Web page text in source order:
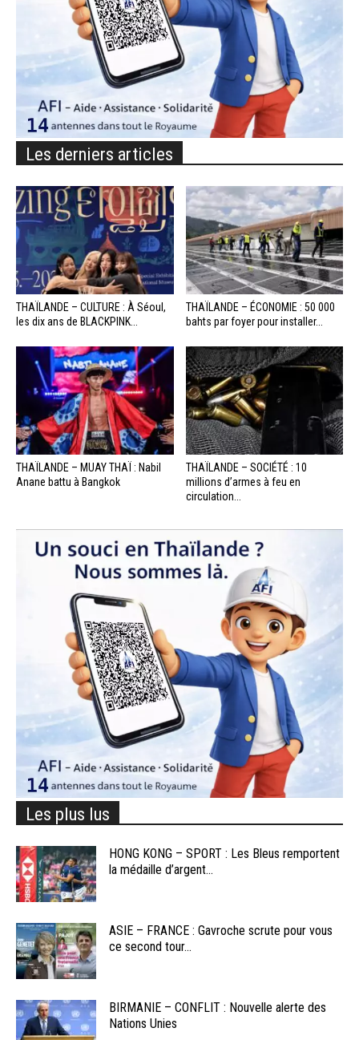
Les derniers articles
THAÏLANDE – CULTURE : À Séoul,
les dix ans de BLACKPINK...
THAÏLANDE – ÉCONOMIE : 50 000
bahts par foyer pour installer...
THAÏLANDE – MUAY THAÏ : Nabil
Anane battu à Bangkok
THAÏLANDE – SOCIÉTÉ : 10
millions d’armes à feu en
circulation...
Les plus lus
HONG KONG – SPORT : Les Bleus remportent
la médaille d’argent...
ASIE – FRANCE : Gavroche scrute pour vous
ce second tour...
BIRMANIE – CONFLIT : Nouvelle alerte des
Nations Unies